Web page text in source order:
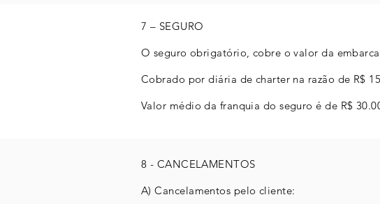
7 – SEGURO
O seguro obrigatório, cobre o valor da
Cobrado por diária de charter na razão de R$
Valor médio da franquia do seguro é de R$
8 - CANCELAMENTOS
A) Cancelamentos pelo cliente: